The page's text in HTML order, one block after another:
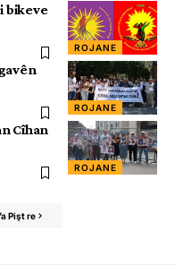
ROJANE
bikeve
ROJANE
ROJANE
Cîhan
Pişt re